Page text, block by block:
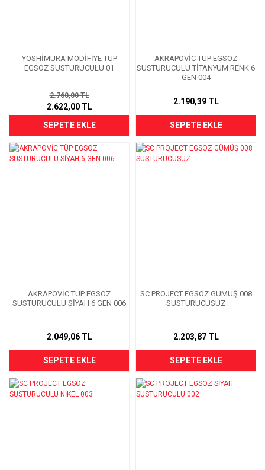
YOSHİMURA MODİFİYE TÜP
EGSOZ SUSTURUCULU 01
2.760,00 TL
2.622,00 TL
SEPETE EKLE
AKRAPOVİC TÜP EGSOZ
SUSTURUCULU TİTANYUM RENK 6
GEN 004
2.190,39 TL
SEPETE EKLE
AKRAPOVİC TÜP EGSOZ
SUSTURUCULU SİYAH 6 GEN 006
2.049,06 TL
SEPETE EKLE
SC PROJECT EGSOZ GÜMÜŞ 008
SUSTURUCUSUZ
2.203,87 TL
SEPETE EKLE